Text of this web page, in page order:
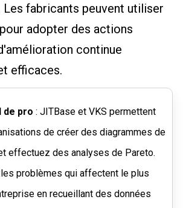
Les fabricants peuvent utiliser
adopter des actions
continue
efficaces.
de pro : JITBase et VKS permettent
de créer des diagrammes de
effectuez des analyses de Pareto.
problèmes qui affectent le plus
en recueillant des données